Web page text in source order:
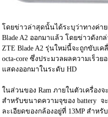
โดยข่าวล่าสุดนั้นได้ระบุว่าทางค่าย
Blade A2 ออกมาแล้ว โดยข่าวดังก
ZTE Blade A2 รุ่นใหม่นี้จะถูกขับเค
octa-core ซึ่งประมวลผลความเร็ว
แสดงออกมาในระดับ HD
ในส่วนของ Ram ภายในตัวเครื่อง
สำหรับขนาดความจุของ battery
ละเอียดของกล้องอยู่ที่ 13MP สำหรั